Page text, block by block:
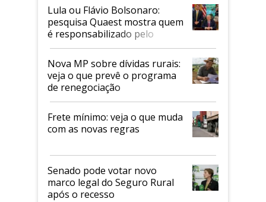
Lula ou Flávio Bolsonaro:
pesquisa Quaest mostra quem
é responsabilizado pelo
tarifaço dos EUA
Nova MP sobre dívidas rurais:
veja o que prevê o programa
de renegociação
Frete mínimo: veja o que muda
com as novas regras
Senado pode votar novo
marco legal do Seguro Rural
após o recesso